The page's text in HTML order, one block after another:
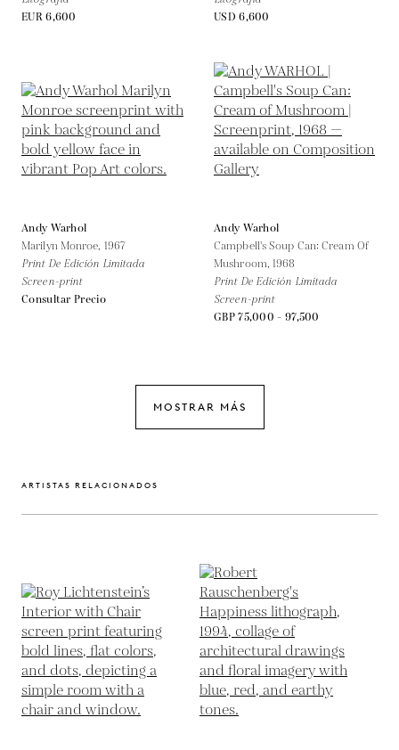
EUR 6,600
USD 6,600
Andy Warhol
Marilyn Monroe, 1967
Print De Edición Limitada
Screen-print
Consultar Precio
Andy Warhol
Campbell's Soup Can: Cream Of
Mushroom, 1968
Print De Edición Limitada
Screen-print
GBP 75,000 - 97,500
MOSTRAR MÁS
ARTISTAS RELACIONADOS